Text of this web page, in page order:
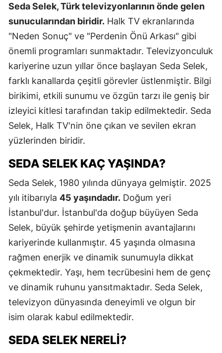
Seda Selek, Türk televizyonlarının önde gelen
sunucularından biridir. Halk TV ekranlarında
"Neden Sonuç" ve "Perdenin Önü Arkası" gibi
önemli programları sunmaktadır. Televizyonculuk
kariyerine uzun yıllar önce başlayan Seda Selek,
farklı kanallarda çeşitli görevler üstlenmiştir. Bilgi
birikimi, etkili sunumu ve özgün tarzı ile geniş bir
izleyici kitlesi tarafından takip edilmektedir. Seda
Selek, Halk TV'nin öne çıkan ve sevilen ekran
yüzlerinden biridir.
SEDA SELEK KAÇ YAŞINDA?
Seda Selek, 1980 yılında dünyaya gelmiştir. 2025
yılı itibarıyla 45 yaşındadır. Doğum yeri
İstanbul'dur. İstanbul'da doğup büyüyen Seda
Selek, büyük şehirde yetişmenin avantajlarını
kariyerinde kullanmıştır. 45 yaşında olmasına
rağmen enerjik ve dinamik sunumuyla dikkat
çekmektedir. Yaşı, hem tecrübesini hem de genç
ve dinamik ruhunu yansıtmaktadır. Seda Selek,
televizyon dünyasında deneyimli ve olgun bir
isim olarak kabul edilmektedir.
SEDA SELEK NERELI?